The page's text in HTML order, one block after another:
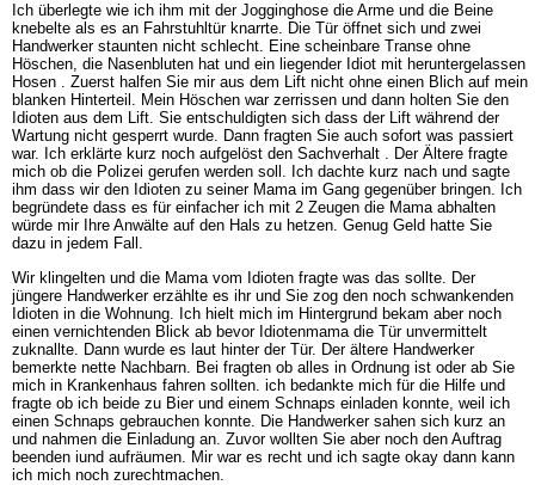
Ich überlegte wie ich ihm mit der Jogginghose die Arme und die Beine
knebelte als es an Fahrstuhltür knarrte. Die Tür öffnet sich und zwei
Handwerker staunten nicht schlecht. Eine scheinbare Transe ohne
Höschen, die Nasenbluten hat und ein liegender Idiot mit heruntergelassen
Hosen . Zuerst halfen Sie mir aus dem Lift nicht ohne einen Blich auf mein
blanken Hinterteil. Mein Höschen war zerrissen und dann holten Sie den
Idioten aus dem Lift. Sie entschuldigten sich dass der Lift während der
Wartung nicht gesperrt wurde. Dann fragten Sie auch sofort was passiert
war. Ich erklärte kurz noch aufgelöst den Sachverhalt . Der Ältere fragte
mich ob die Polizei gerufen werden soll. Ich dachte kurz nach und sagte
ihm dass wir den Idioten zu seiner Mama im Gang gegenüber bringen. Ich
begründete dass es für einfacher ich mit 2 Zeugen die Mama abhalten
würde mir Ihre Anwälte auf den Hals zu hetzen. Genug Geld hatte Sie
dazu in jedem Fall.
Wir klingelten und die Mama vom Idioten fragte was das sollte. Der
jüngere Handwerker erzählte es ihr und Sie zog den noch schwankenden
Idioten in die Wohnung. Ich hielt mich im Hintergrund bekam aber noch
einen vernichtenden Blick ab bevor Idiotenmama die Tür unvermittelt
zuknallte. Dann wurde es laut hinter der Tür. Der ältere Handwerker
bemerkte nette Nachbarn. Bei fragten ob alles in Ordnung ist oder ab Sie
mich in Krankenhaus fahren sollten. ich bedankte mich für die Hilfe und
fragte ob ich beide zu Bier und einem Schnaps einladen konnte, weil ich
einen Schnaps gebrauchen konnte. Die Handwerker sahen sich kurz an
und nahmen die Einladung an. Zuvor wollten Sie aber noch den Auftrag
beenden iund aufräumen. Mir war es recht und ich sagte okay dann kann
ich mich noch zurechtmachen.